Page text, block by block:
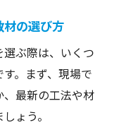
の選び方
ぶ際は、いくつ
。まず、現場で
最新の工法や材
ょう。